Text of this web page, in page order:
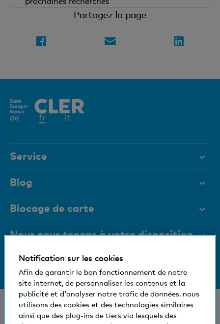
Partagez la page
de frElément
it
Service
Aide et contact
Documents
Magazine
Organes de direction
Medias
Social et compatible avec l'environnement
Blog
Blocage de carte
+41 (0)800 88 99 66
Nous nous tenons à votre disposition
Aide et contact
Nos succursales et bancomats
Informations relatives à la banque
© Banque Cler
Conditions juridiques et mentions légales
Notification sur les cookies
Afin de garantir le bon fonctionnement de notre
site internet, de personnaliser les contenus et la
publicité et d'analyser notre trafic de données, nous
utilisons des cookies et des technologies similaires
ainsi que des plug-ins de tiers via lesquels des